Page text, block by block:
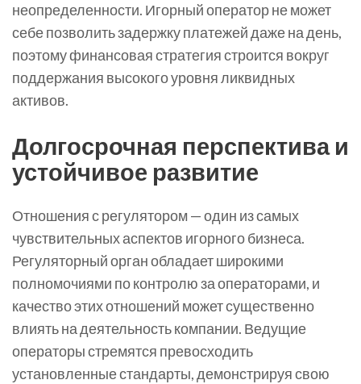
неопределенности. Игорный оператор не может
себе позволить задержку платежей даже на день,
поэтому финансовая стратегия строится вокруг
поддержания высокого уровня ликвидных
активов.
Долгосрочная перспектива и
устойчивое развитие
Отношения с регулятором — один из самых
чувствительных аспектов игорного бизнеса.
Регуляторный орган обладает широкими
полномочиями по контролю за операторами, и
качество этих отношений может существенно
влиять на деятельность компании. Ведущие
операторы стремятся превосходить
установленные стандарты, демонстрируя свою